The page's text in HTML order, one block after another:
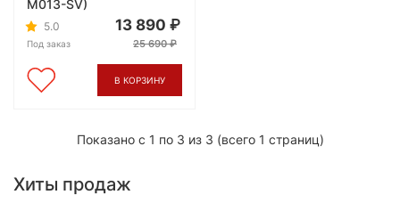
M013-SV)
5.0
Под заказ
13 890
25 690
В КОРЗИНУ
Показано с 1 по 3 из 3 (всего 1 страниц)
Хиты продаж